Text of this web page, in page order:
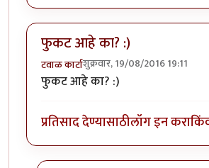
फुकट आहे का? :)
टवाळ कार्टाशुक्रवार, 19/08/2016 19:11
फुकट आहे का? :)
प्रतिसाद देण्यासाठीलॉग इन करा